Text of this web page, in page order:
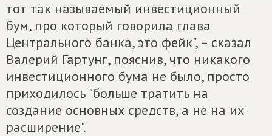
тот так называемый инвестиционный
бум, про который говорила глава
Центрального банка, это фейк", – сказал
Валерий Гартунг, пояснив, что никакого
инвестиционного бума не было, просто
приходилось "больше тратить на
создание основных средств, а не на их
расширение".